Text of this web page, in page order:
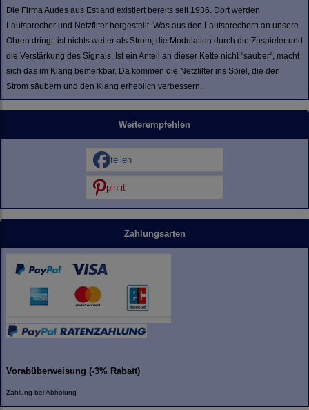
Die Firma Audes aus Estland existiert bereits seit 1936. Dort werden
Lautsprecher und Netzfilter hergestellt. Was aus den Lautsprechern an unsere
Ohren dringt, ist nichts weiter als Strom, die Modulation durch die Zuspieler und
die Verstärkung des Signals. Ist ein Anteil an dieser Kette nicht "sauber", macht
sich das im Klang bemerkbar. Da kommen die Netzfilter ins Spiel, die den
Strom säubern und den Klang erheblich verbessern.
Weiterempfehlen
teilen
pin it
Zahlungsarten
Vorabüberweisung (-3% Rabatt)
Zahlung bei Abholung